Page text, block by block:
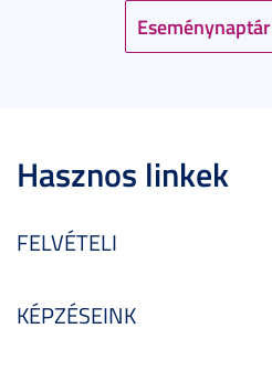
Eseménynaptár
Hasznos linkek
FELVÉTELI
KÉPZÉSEINK